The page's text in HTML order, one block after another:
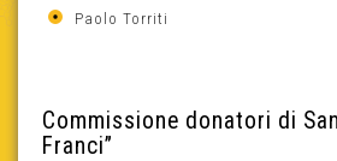
Paolo Torriti
Commissione donatori di
Franci”